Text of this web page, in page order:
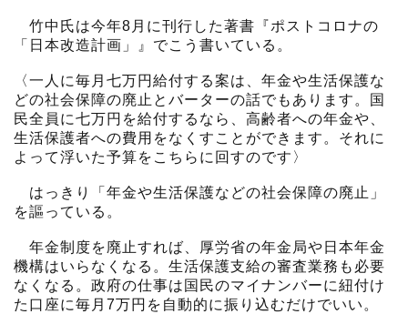
竹中氏は今年8月に刊行した著書『ポストコロナの
「日本改造計画」』でこう書いている。
〈一人に毎月七万円給付する案は、年金や生活保護な
どの社会保障の廃止とバーターの話でもあります。国
民全員に七万円を給付するなら、高齢者への年金や、
生活保護者への費用をなくすことができます。それに
よって浮いた予算をこちらに回すのです〉
はっきり「年金や生活保護などの社会保障の廃止」
を謳っている。
年金制度を廃止すれば、厚労省の年金局や日本年金
機構はいらなくなる。生活保護支給の審査業務も必要
なくなる。政府の仕事は国民のマイナンバーに紐付け
た口座に毎月7万円を自動的に振り込むだけでいい。